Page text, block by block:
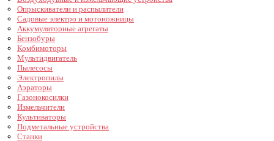
Опрыскиватели и распылители
Садовые электро и мотоножницы
Аккумуляторные агрегаты
Бензобуры
Комбимоторы
Мультидвигатель
Пылесосы
Электропилы
Аэраторы
Газонокосилки
Измельчители
Культиваторы
Подметальные устройства
Станки